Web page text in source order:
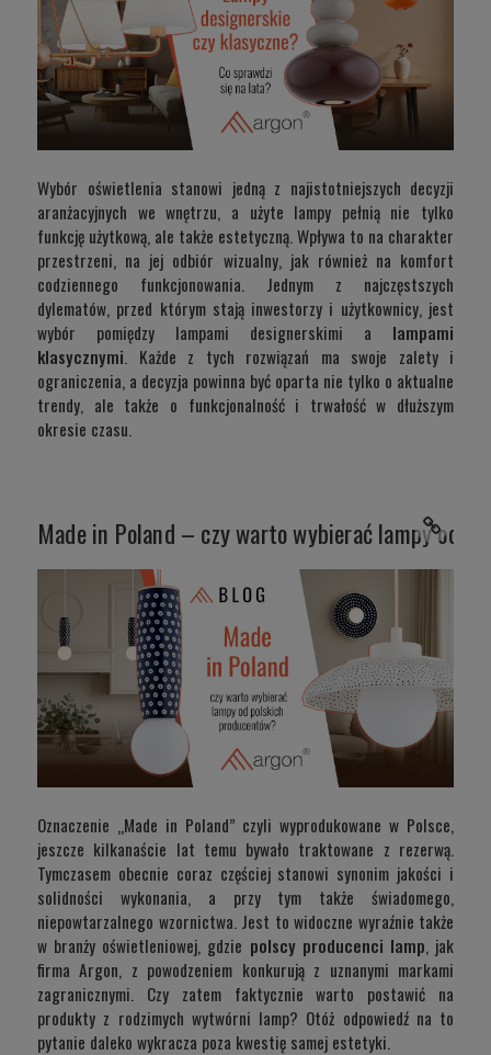
Wybór oświetlenia stanowi jedną z najistotniejszych decyzji
aranżacyjnych we wnętrzu, a użyte lampy pełnią nie tylko
funkcję użytkową, ale także estetyczną. Wpływa to na charakter
przestrzeni, na jej odbiór wizualny, jak również na komfort
codziennego funkcjonowania. Jednym z najczęstszych
dylematów, przed którym stają inwestorzy i użytkownicy, jest
wybór pomiędzy lampami designerskimi a lampami
klasycznymi . Każde z tych rozwiązań ma swoje zalety i
ograniczenia, a decyzja powinna być oparta nie tylko o aktualne
trendy, ale także o funkcjonalność i trwałość w dłuższym
okresie czasu.
Made in Poland – czy warto wybierać lampy od
Oznaczenie „Made in Poland” czyli wyprodukowane w Polsce,
jeszcze kilkanaście lat temu bywało traktowane z rezerwą.
Tymczasem obecnie coraz częściej stanowi synonim jakości i
solidności wykonania, a przy tym także świadomego,
niepowtarzalnego wzornictwa. Jest to widoczne wyraźnie także
w branży oświetleniowej, gdzie polscy producenci lamp , jak
firma Argon, z powodzeniem konkurują z uznanymi markami
zagranicznymi. Czy zatem faktycznie warto postawić na
produkty z rodzimych wytwórni lamp? Otóż odpowiedź na to
pytanie daleko wykracza poza kwestię samej estetyki.